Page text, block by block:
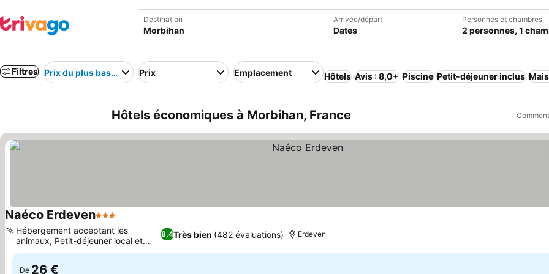
Destination Arrivée/départ
Dates
Personnes et chambres
2 personnes, 1
Filtres Prix du plus bas au plus élevé
Prix Emplacement Hôtels Avis : 8,0+ Piscine Petit-déjeuner inclus
Hôtels économiques à Morbihan, France
Naéco Erdeven3 Étoiles
8,4Très bien (482 évaluations)
Hébergement acceptant les
animaux, Petit-déjeuner local et
gourmand
Erdeven
De 26 €